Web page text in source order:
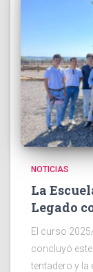
NOTICIAS
La
Legado
El curso
concluyó
tentadero y la